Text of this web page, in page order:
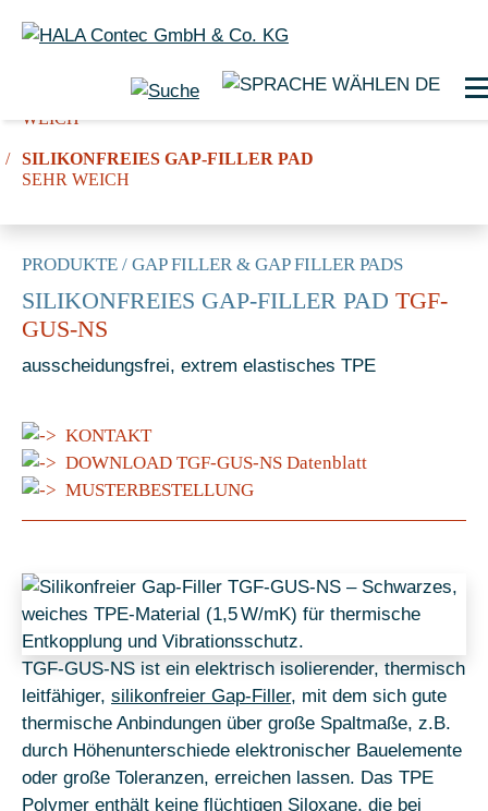
DE
SILIKONFREIES GAP-FILLER PAD
WEICH
SILIKONFREIES GAP-FILLER PAD
SEHR WEICH
PRODUKTE / GAP FILLER & GAP FILLER PADS
SILIKONFREIES GAP-FILLER PAD TGF-
GUS-NS
ausscheidungsfrei, extrem elastisches TPE
KONTAKT
DOWNLOAD TGF-GUS-NS Datenblatt
MUSTERBESTELLUNG
TGF-GUS-NS ist ein elektrisch isolierender, thermisch
leitfähiger, silikonfreier Gap-Filler, mit dem sich gute
thermische Anbindungen über große Spaltmaße, z.B.
durch Höhenunterschiede elektronischer Bauelemente
oder große Toleranzen, erreichen lassen. Das TPE
Polymer enthält keine flüchtigen Siloxane, die bei